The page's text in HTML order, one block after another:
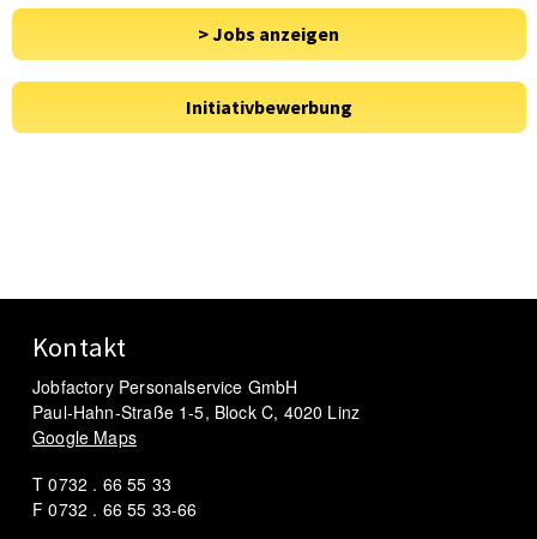
Kontakt
Jobfactory Personalservice GmbH
Paul-Hahn-Straße 1-5, Block C, 4020 Linz
Google Maps
T 0732 . 66 55 33
F 0732 . 66 55 33-66